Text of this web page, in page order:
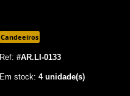
Candeeiros
Ref: #AR.LI-0133
Em stock: 4 unidade(s)